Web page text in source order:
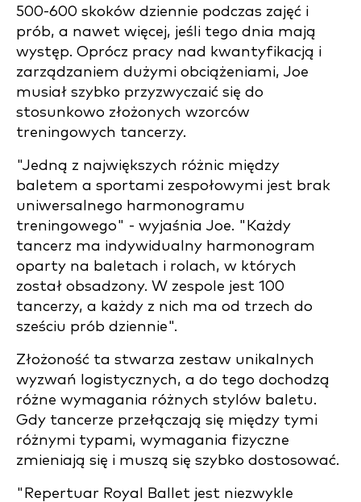
500-600 skoków dziennie podczas zajęć i
prób, a nawet więcej, jeśli tego dnia mają
występ. Oprócz pracy nad kwantyfikacją i
zarządzaniem dużymi obciążeniami, Joe
musiał szybko przyzwyczaić się do
stosunkowo złożonych wzorców
treningowych tancerzy.
"Jedną z największych różnic między
baletem a sportami zespołowymi jest brak
uniwersalnego harmonogramu
treningowego" - wyjaśnia Joe. "Każdy
tancerz ma indywidualny harmonogram
oparty na baletach i rolach, w których
został obsadzony. W zespole jest 100
tancerzy, a każdy z nich ma od trzech do
sześciu prób dziennie".
Złożoność ta stwarza zestaw unikalnych
wyzwań logistycznych, a do tego dochodzą
różne wymagania różnych stylów baletu.
Gdy tancerze przełączają się między tymi
różnymi typami, wymagania fizyczne
zmieniają się i muszą się szybko dostosować.
"Repertuar Royal Ballet jest niezwykle